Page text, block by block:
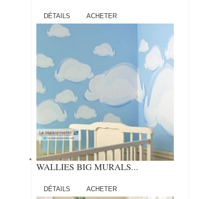
DÉTAILS ACHETER
WALLIES BIG MURALS...
DÉTAILS ACHETER